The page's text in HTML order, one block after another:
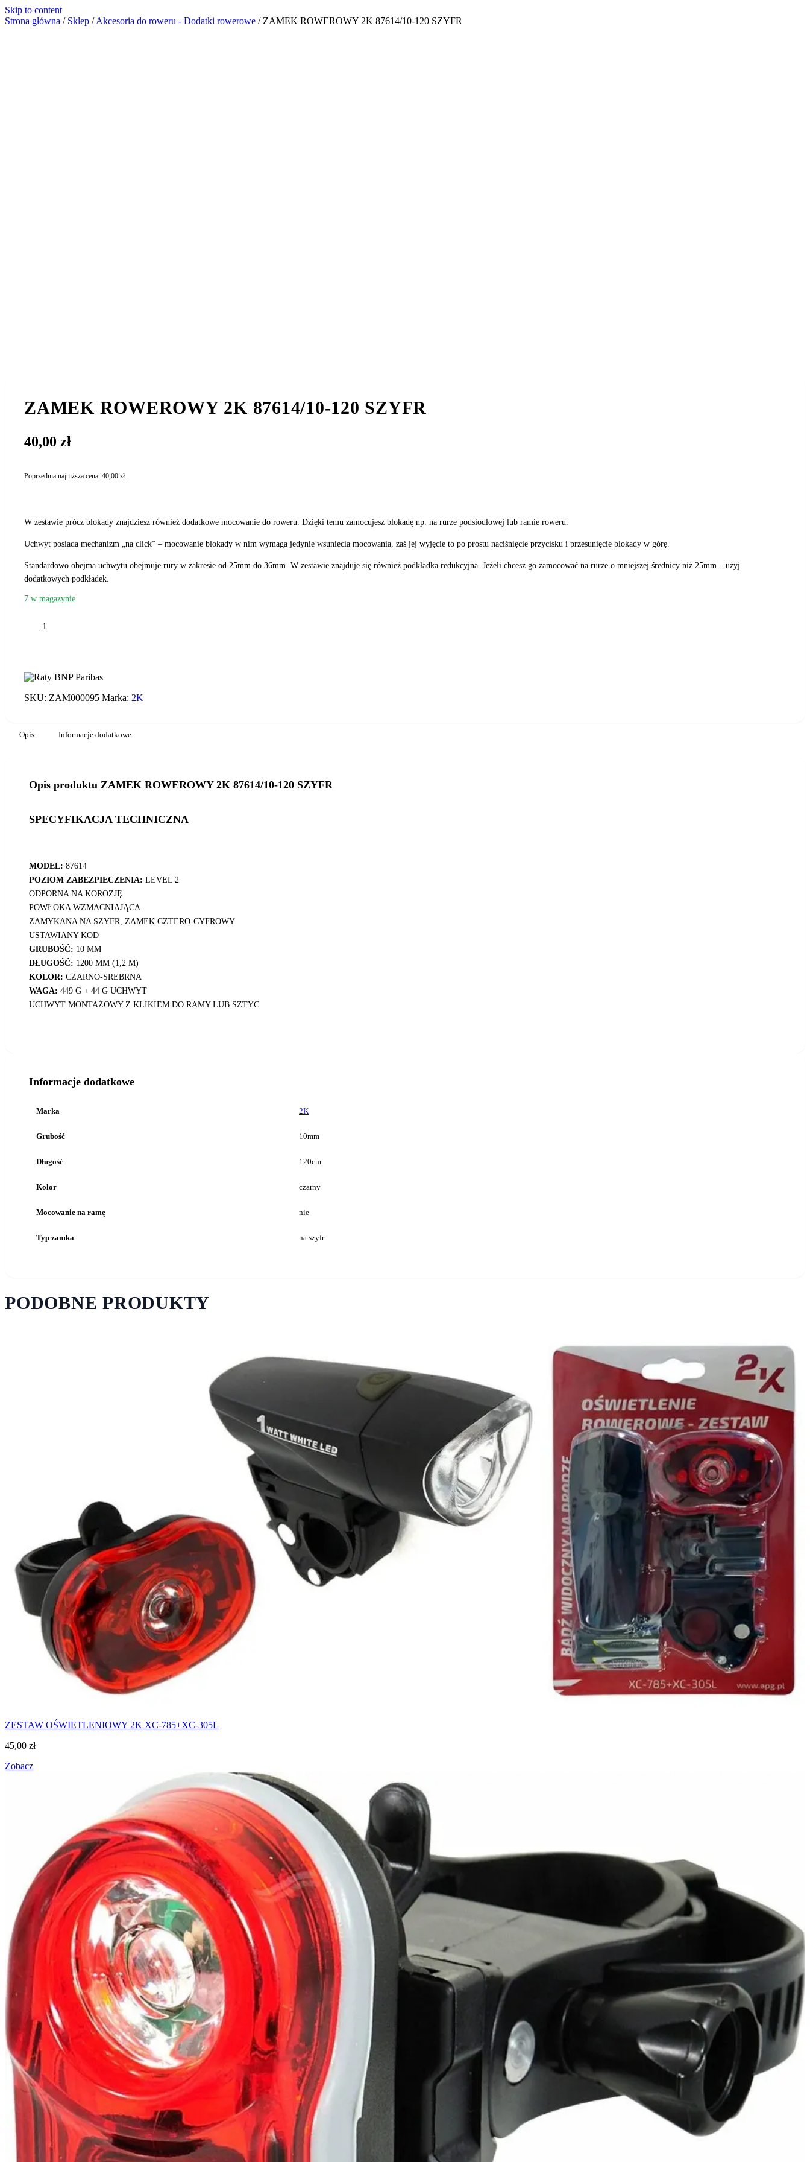
Skip to content
Strona główna / Sklep / Akcesoria do roweru - Dodatki rowerowe / ZAMEK ROWEROWY 2K 87614/10-120 SZYFR
ZAMEK ROWEROWY 2K 87614/10-120 SZYFR
40,00 zł
Poprzednia najniższa cena: 40,00 zł.
W zestawie prócz blokady znajdziesz również dodatkowe mocowanie do roweru. Dzięki temu zamocujesz blokadę np. na rurze podsiodłowej lub ramie roweru.
Uchwyt posiada mechanizm „na click” – mocowanie blokady w nim wymaga jedynie wsunięcia mocowania, zaś jej wyjęcie to po prostu naciśnięcie przycisku i przesunięcie blokady w górę.
Standardowo obejma uchwytu obejmuje rury w zakresie od 25mm do 36mm. W zestawie znajduje się również podkładka redukcyjna. Jeżeli chcesz go zamocować na rurze o mniejszej średnicy niż 25mm – użyj
dodatkowych podkładek.
7 w magazynie
87614/10-
120
SZYFR
SKU: ZAM000095 Marka: 2K
Opis Informacje dodatkowe
Opis produktu ZAMEK ROWEROWY 2K 87614/10-120 SZYFR
SPECYFIKACJA TECHNICZNA
MODEL: 87614
POZIOM ZABEZPIECZENIA: LEVEL 2
ODPORNA NA KOROZJĘ
POWŁOKA WZMACNIAJĄCA
ZAMYKANA NA SZYFR, ZAMEK CZTERO-CYFROWY
USTAWIANY KOD
GRUBOŚĆ: 10 MM
DŁUGOŚĆ: 1200 MM (1,2 M)
KOLOR: CZARNO-SREBRNA
WAGA: 449 G + 44 G UCHWYT
UCHWYT MONTAŻOWY Z KLIKIEM DO RAMY LUB SZTYC
Informacje dodatkowe
Marka 2K
Grubość 10mm
Długość 120cm
Kolor czarny
Mocowanie na ramę nie
Typ zamka na szyfr
PODOBNE PRODUKTY
ZESTAW OŚWIETLENIOWY 2K XC-785+XC-305L
45,00 zł
Zobacz